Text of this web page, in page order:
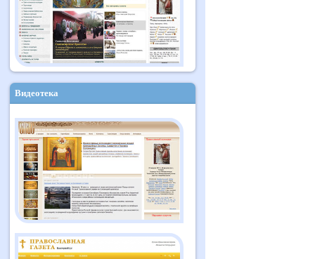
Видеотека